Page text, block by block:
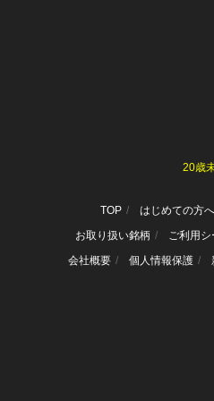
20歳
TOP はじめての方へ
お取り扱い銘柄
ご利用シ
会社概要
個人情報保護